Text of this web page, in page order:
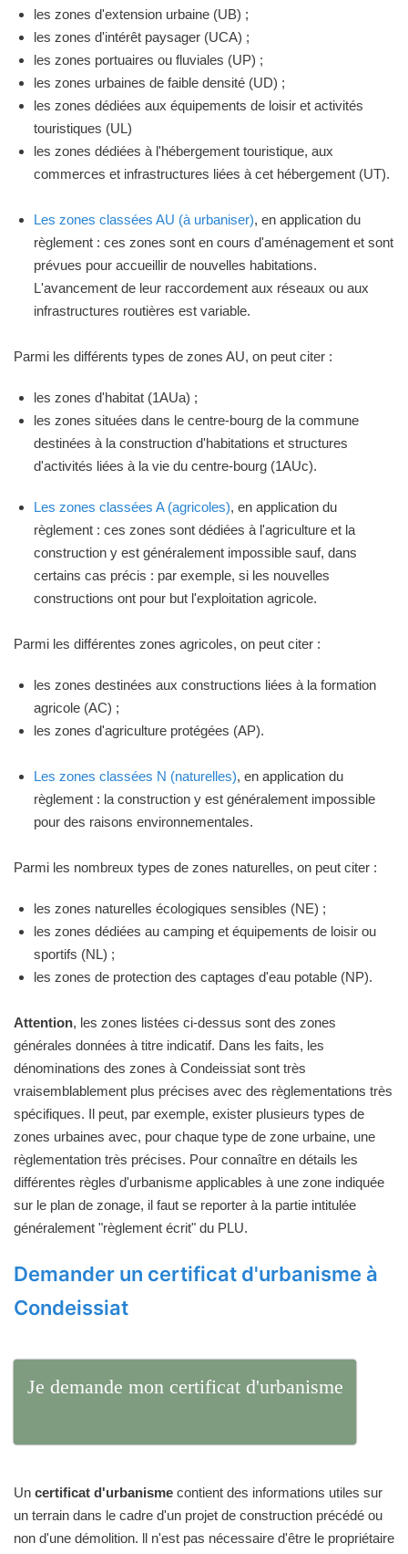
les zones d'extension urbaine (UB) ;
les zones d'intérêt paysager (UCA) ;
les zones portuaires ou fluviales (UP) ;
les zones urbaines de faible densité (UD) ;
les zones dédiées aux équipements de loisir et activités
touristiques (UL)
les zones dédiées à l'hébergement touristique, aux
commerces et infrastructures liées à cet hébergement (UT).
Les zones classées AU (à urbaniser), en application du
règlement : ces zones sont en cours d'aménagement et sont
prévues pour accueillir de nouvelles habitations.
L'avancement de leur raccordement aux réseaux ou aux
infrastructures routières est variable.
Parmi les différents types de zones AU, on peut citer :
les zones d'habitat (1AUa) ;
les zones situées dans le centre-bourg de la commune
destinées à la construction d'habitations et structures
d'activités liées à la vie du centre-bourg (1AUc).
Les zones classées A (agricoles), en application du
règlement : ces zones sont dédiées à l'agriculture et la
construction y est généralement impossible sauf, dans
certains cas précis : par exemple, si les nouvelles
constructions ont pour but l'exploitation agricole.
Parmi les différentes zones agricoles, on peut citer :
les zones destinées aux constructions liées à la formation
agricole (AC) ;
les zones d'agriculture protégées (AP).
Les zones classées N (naturelles), en application du
règlement : la construction y est généralement impossible
pour des raisons environnementales.
Parmi les nombreux types de zones naturelles, on peut citer :
les zones naturelles écologiques sensibles (NE) ;
les zones dédiées au camping et équipements de loisir ou
sportifs (NL) ;
les zones de protection des captages d'eau potable (NP).
Attention, les zones listées ci-dessus sont des zones
générales données à titre indicatif. Dans les faits, les
dénominations des zones à Condeissiat sont très
vraisemblablement plus précises avec des règlementations très
spécifiques. Il peut, par exemple, exister plusieurs types de
zones urbaines avec, pour chaque type de zone urbaine, une
règlementation très précises. Pour connaître en détails les
différentes règles d'urbanisme applicables à une zone indiquée
sur le plan de zonage, il faut se reporter à la partie intitulée
généralement "règlement écrit" du PLU.
Demander un certificat d'urbanisme à
Condeissiat
Je demande mon certificat d'urbanisme
Un certificat d'urbanisme contient des informations utiles sur
un terrain dans le cadre d'un projet de construction précédé ou
non d'une démolition. ll n'est pas nécessaire d'être le propriétaire